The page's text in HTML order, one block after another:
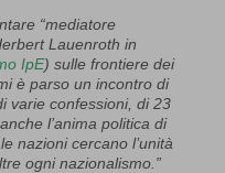
“mediatore
Lauenroth in
IpE) sulle frontiere dei
è parso un incontro di
varie confessioni, di 23
l’anima politica di
nazioni cercano l’unità
ogni nazionalismo.”